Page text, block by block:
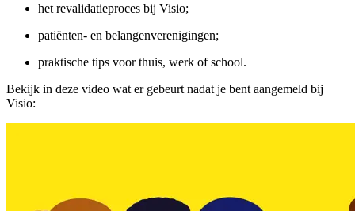
het revalidatieproces bij Visio;
patiënten- en belangenverenigingen;
praktische tips voor thuis, werk of school.
Bekijk in deze video wat er gebeurt nadat je bent aangemeld bij
Visio: